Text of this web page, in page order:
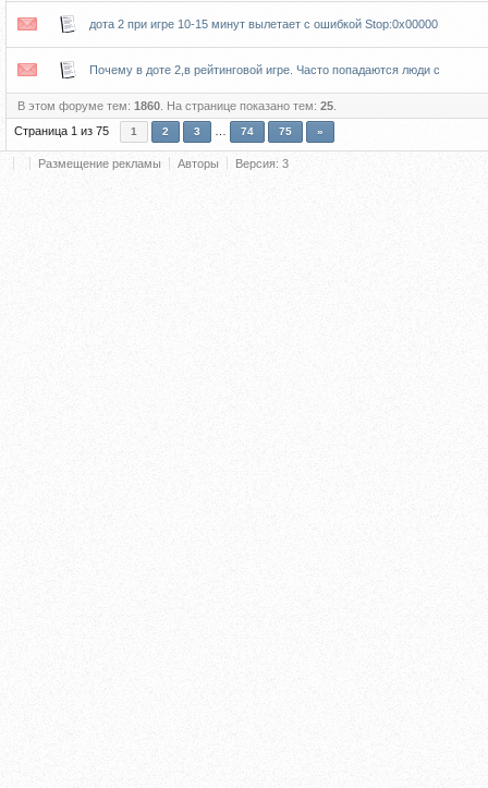
дота 2 при игре 10-15 минут вылетает с ошибкой Stop:0x00000
Почему в доте 2,в рейтинговой игре. Часто попадаются люди с
В этом форуме тем: 1860 . На странице показано тем: 25
Страница 1 из 75 1 2 3 74 75 »
Размещение рекламы Авторы Версия: 3